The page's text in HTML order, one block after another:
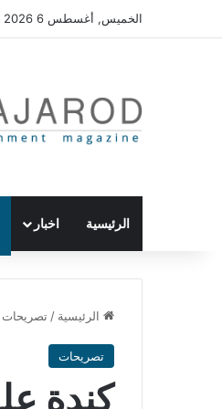
الخميس, أغسطس 6 2026
الرئيسية اخبار
الرئيسية / تصريحات
تصريحات